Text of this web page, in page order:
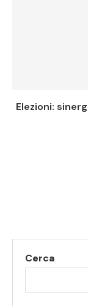
Elezioni:
Cerca